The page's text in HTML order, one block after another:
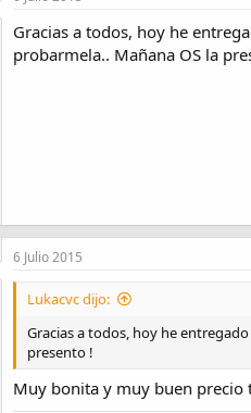
Gracias a todos, hoy he
probarmela.. Mañana OS la
6 Julio 2015
Lukacvc dijo:
Gracias a todos, hoy he
presento !
Muy bonita y muy buen precio